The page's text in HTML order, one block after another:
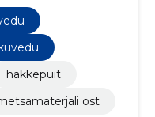
hakkepuit
ost